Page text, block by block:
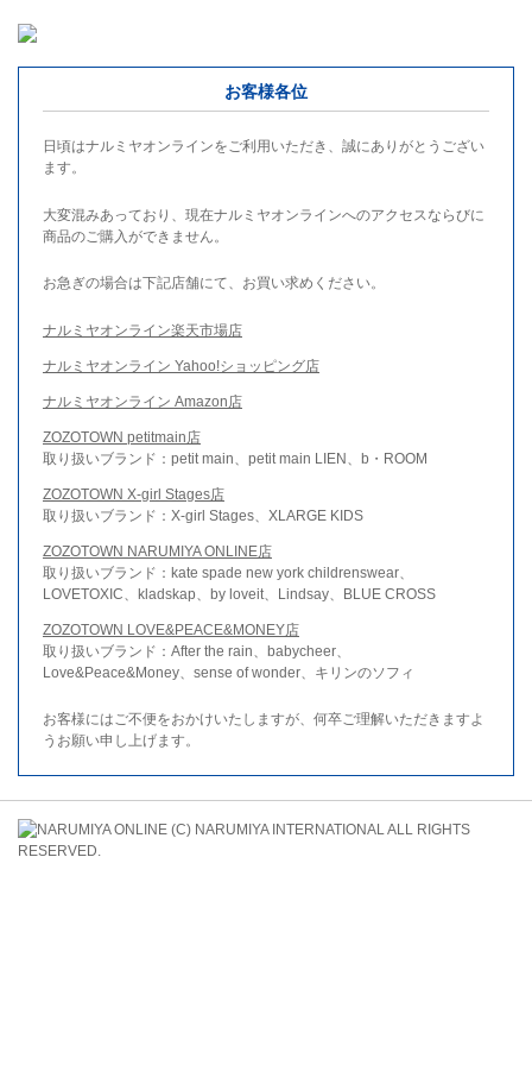
お客様各位
日頃はナルミヤオンラインをご利用いただき、誠にありがとうござい
ます。
大変混みあっており、現在ナルミヤオンラインへのアクセスならびに
商品のご購入ができません。
お急ぎの場合は下記店舗にて、お買い求めください。
ナルミヤオンライン楽天市場店
ナルミヤオンライン Yahoo!ショッピング店
ナルミヤオンライン Amazon店
ZOZOTOWN petitmain店
取り扱いブランド：petit main、petit main LIEN、b・ROOM
ZOZOTOWN X-girl Stages店
取り扱いブランド：X-girl Stages、XLARGE KIDS
ZOZOTOWN NARUMIYA ONLINE店
取り扱いブランド：kate spade new york childrenswear、
LOVETOXIC、kladskap、by loveit、Lindsay、BLUE CROSS
ZOZOTOWN LOVE&PEACE&MONEY店
取り扱いブランド：After the rain、babycheer、
Love&Peace&Money、sense of wonder、キリンのソフィ
お客様にはご不便をおかけいたしますが、何卒ご理解いただきますよ
うお願い申し上げます。